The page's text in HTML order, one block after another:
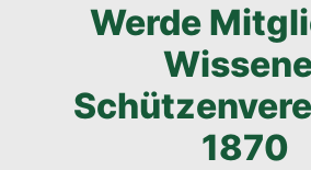
Werde
1870